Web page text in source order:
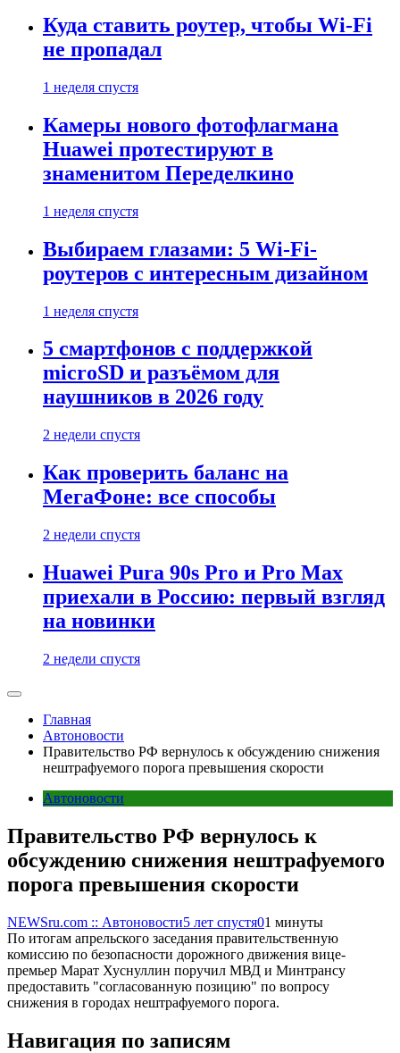
Куда ставить роутер, чтобы Wi-Fi
не пропадал
1 неделя спустя
Камеры нового фотофлагмана
Huawei протестируют в
знаменитом Переделкино
1 неделя спустя
Выбираем глазами: 5 Wi-Fi-
роутеров с интересным дизайном
1 неделя спустя
5 смартфонов с поддержкой
microSD и разъёмом для
наушников в 2026 году
2 недели спустя
Как проверить баланс на
МегаФоне: все способы
2 недели спустя
Huawei Pura 90s Pro и Pro Max
приехали в Россию: первый взгляд
на новинки
2 недели спустя
Главная
Автоновости
Правительство РФ вернулось к обсуждению снижения
нештрафуемого порога превышения скорости
Автоновости
Правительство РФ вернулось к
обсуждению снижения нештрафуемого
порога превышения скорости
NEWSru.com :: Автоновости5 лет спустя01 минуты
По итогам апрельского заседания правительственную
комиссию по безопасности дорожного движения вице-
премьер Марат Хуснуллин поручил МВД и Минтрансу
предоставить "согласованную позицию" по вопросу
снижения в городах нештрафуемого порога.
Навигация по записям